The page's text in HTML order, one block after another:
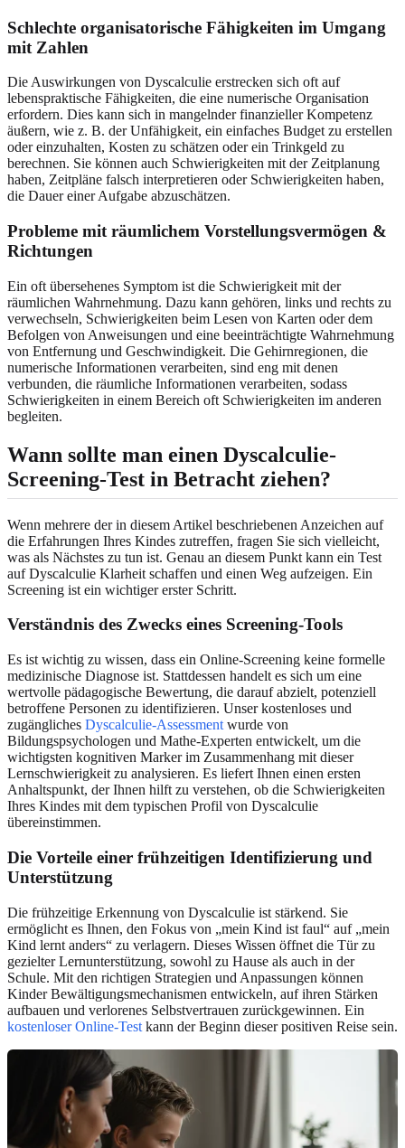
Schlechte organisatorische Fähigkeiten im Umgang
mit Zahlen
Die Auswirkungen von Dyscalculie erstrecken sich oft auf
lebenspraktische Fähigkeiten, die eine numerische Organisation
erfordern. Dies kann sich in mangelnder finanzieller Kompetenz
äußern, wie z. B. der Unfähigkeit, ein einfaches Budget zu erstellen
oder einzuhalten, Kosten zu schätzen oder ein Trinkgeld zu
berechnen. Sie können auch Schwierigkeiten mit der Zeitplanung
haben, Zeitpläne falsch interpretieren oder Schwierigkeiten haben,
die Dauer einer Aufgabe abzuschätzen.
Probleme mit räumlichem Vorstellungsvermögen &
Richtungen
Ein oft übersehenes Symptom ist die Schwierigkeit mit der
räumlichen Wahrnehmung. Dazu kann gehören, links und rechts zu
verwechseln, Schwierigkeiten beim Lesen von Karten oder dem
Befolgen von Anweisungen und eine beeinträchtigte Wahrnehmung
von Entfernung und Geschwindigkeit. Die Gehirnregionen, die
numerische Informationen verarbeiten, sind eng mit denen
verbunden, die räumliche Informationen verarbeiten, sodass
Schwierigkeiten in einem Bereich oft Schwierigkeiten im anderen
begleiten.
Wann sollte man einen Dyscalculie-
Screening-Test in Betracht ziehen?
Wenn mehrere der in diesem Artikel beschriebenen Anzeichen auf
die Erfahrungen Ihres Kindes zutreffen, fragen Sie sich vielleicht,
was als Nächstes zu tun ist. Genau an diesem Punkt kann ein Test
auf Dyscalculie Klarheit schaffen und einen Weg aufzeigen. Ein
Screening ist ein wichtiger erster Schritt.
Verständnis des Zwecks eines Screening-Tools
Es ist wichtig zu wissen, dass ein Online-Screening keine formelle
medizinische Diagnose ist. Stattdessen handelt es sich um eine
wertvolle pädagogische Bewertung, die darauf abzielt, potenziell
betroffene Personen zu identifizieren. Unser kostenloses und
zugängliches Dyscalculie-Assessment wurde von
Bildungspsychologen und Mathe-Experten entwickelt, um die
wichtigsten kognitiven Marker im Zusammenhang mit dieser
Lernschwierigkeit zu analysieren. Es liefert Ihnen einen ersten
Anhaltspunkt, der Ihnen hilft zu verstehen, ob die Schwierigkeiten
Ihres Kindes mit dem typischen Profil von Dyscalculie
übereinstimmen.
Die Vorteile einer frühzeitigen Identifizierung und
Unterstützung
Die frühzeitige Erkennung von Dyscalculie ist stärkend. Sie
ermöglicht es Ihnen, den Fokus von „mein Kind ist faul“ auf „mein
Kind lernt anders“ zu verlagern. Dieses Wissen öffnet die Tür zu
gezielter Lernunterstützung, sowohl zu Hause als auch in der
Schule. Mit den richtigen Strategien und Anpassungen können
Kinder Bewältigungsmechanismen entwickeln, auf ihren Stärken
aufbauen und verlorenes Selbstvertrauen zurückgewinnen. Ein
kostenloser Online-Test kann der Beginn dieser positiven Reise sein.